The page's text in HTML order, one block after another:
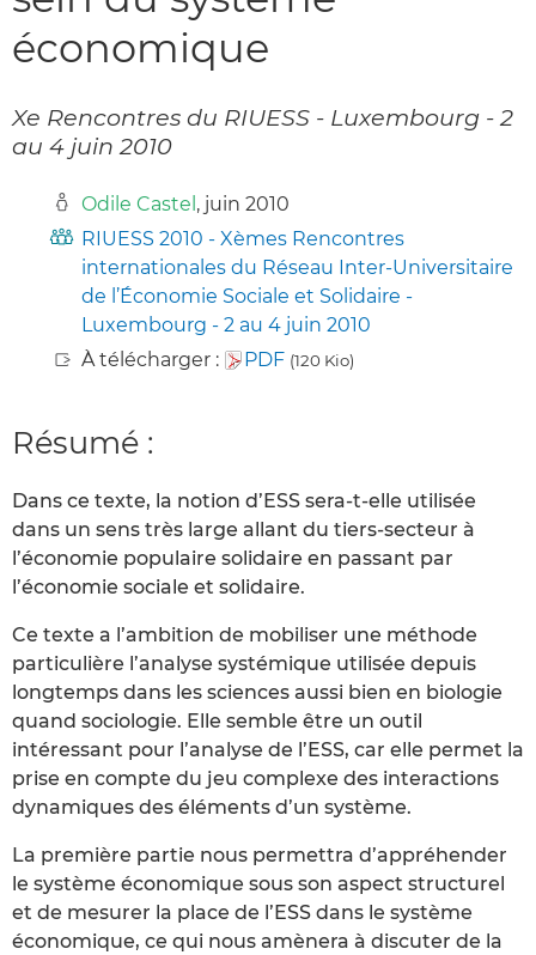
économique
Xe Rencontres du RIUESS - Luxembourg - 2
au 4 juin 2010
Odile Castel , juin 2010
RIUESS 2010 - Xèmes Rencontres
internationales du Réseau Inter-Universitaire
de l’Économie Sociale et Solidaire -
Luxembourg - 2 au 4 juin 2010
À télécharger :
PDF (120 Kio)
Résumé :
Dans ce texte, la notion d’ESS sera-t-elle utilisée
dans un sens très large allant du tiers-secteur à
l’économie populaire solidaire en passant par
l’économie sociale et solidaire.
Ce texte a l’ambition de mobiliser une méthode
particulière l’analyse systémique utilisée depuis
longtemps dans les sciences aussi bien en biologie
quand sociologie. Elle semble être un outil
intéressant pour l’analyse de l’ESS, car elle permet la
prise en compte du jeu complexe des interactions
dynamiques des éléments d’un système.
La première partie nous permettra d’appréhender
le système économique sous son aspect structurel
et de mesurer la place de l’ESS dans le système
économique, ce qui nous amènera à discuter de la